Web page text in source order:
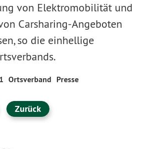
von Elektromobilität und
Carsharing-Angeboten
so die einhellige
Ortsverband Presse
Zurück